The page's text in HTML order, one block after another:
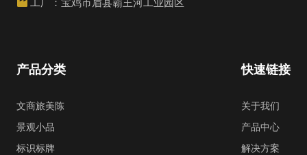
工厂：宝鸡市眉县霸王河工业园区
快速链接
关于我们
产品中心
解决方案
产品分类
文商旅美陈
景观小品
标识标牌